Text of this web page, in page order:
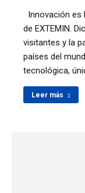
Innovación es
de EXTEMIN.
visitantes y la
países del
tecnológica,
Leer más